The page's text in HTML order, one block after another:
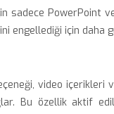
sadece PowerPoint
engellediği için daha
video içerikleri
Bu özellik aktif